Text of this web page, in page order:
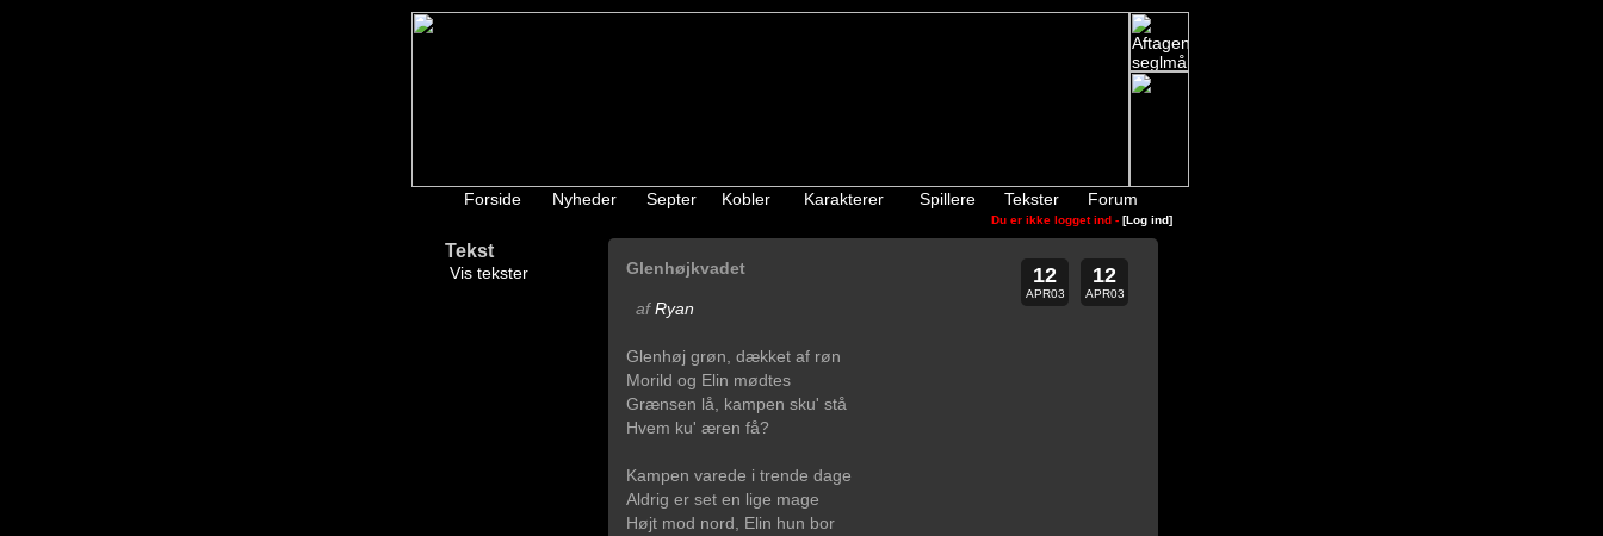
Forside Nyheder Septer Kobler Karakterer Spillere Tekster Forum
Du er ikke logget ind - [Log ind]
Tekst
Vis tekster Glenhøjkvadet 12
APR03
12
APR03
afRyan
Glenhøj grøn, dækket af røn
Morild og Elin mødtes
Grænsen lå, kampen sku' stå
Hvem ku' æren få?
Kampen varede i trende dage
Aldrig er set en lige mage
Højt mod nord, Elin hun bor